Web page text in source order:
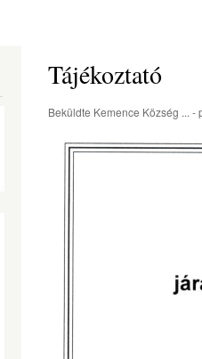
Tájékoztató
Beküldte Kemence Község ... -